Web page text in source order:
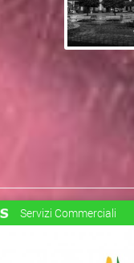
Servizi Commerciali